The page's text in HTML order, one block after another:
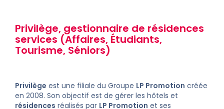
Privilège, gestionnaire de résidences
services (Affaires, Étudiants,
Tourisme, Séniors)
Privilège est une filiale du Groupe LP Promotion créée
en 2008. Son objectif est de gérer les hôtels et
résidences réalisés par LP Promotion et ses